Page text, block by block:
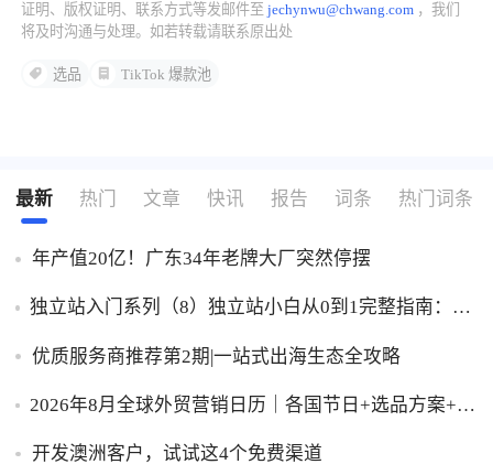
证明、版权证明、联系方式等发邮件至jechynwu@chwang.com ，我们
将及时沟通与处理。如若转载请联系原出处
选品 TikTok 爆款池
最新 热门 文章 快讯 报告 词条 热门词条
年产值20亿！广东34年老牌大厂突然停摆
独立站入门系列（8）独立站小白从0到1完整指南：建
优质服务商推荐第2期|一站式出海生态全攻略
2026年8月全球外贸营销日历｜各国节日+选品方案+实
开发澳洲客户，试试这4个免费渠道